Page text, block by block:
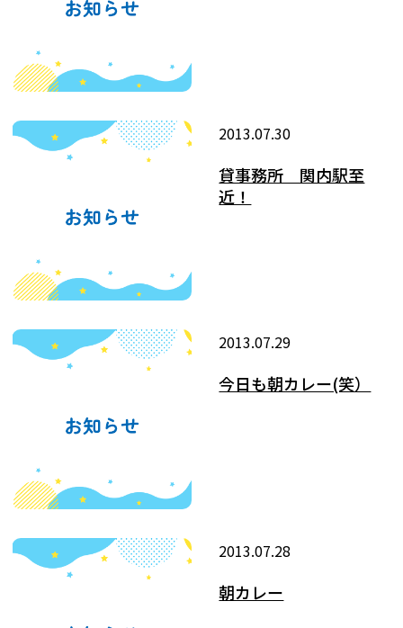
2013.07.30
貸事務所 関内駅至
近！
2013.07.29
今日も朝カレー(笑）
2013.07.28
朝カレー